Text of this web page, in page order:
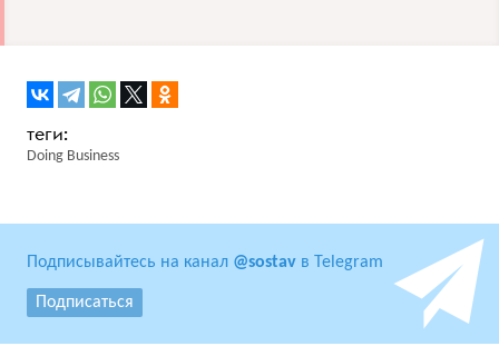
Doing Business
Подписывайтесь на канал @sostav в Telegram
Подписаться